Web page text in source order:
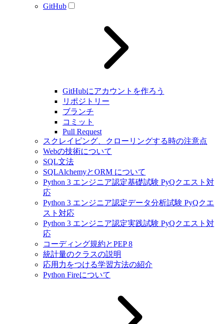
GitHub
GitHubにアカウントを作ろう
リポジトリー
ブランチ
コミット
Pull Request
スクレイピング、クローリングする時の注意点
Webの技術について
SQL文法
SQLAlchemyとORM について
Python 3 エンジニア認定基礎試験 PyQクエスト対
応
Python 3 エンジニア認定データ分析試験 PyQクエ
スト対応
Python 3 エンジニア認定実践試験 PyQクエスト対
応
コーディング規約とPEP 8
統計量のクラスの説明
応用力をつける学習方法の紹介
Python Fireについて